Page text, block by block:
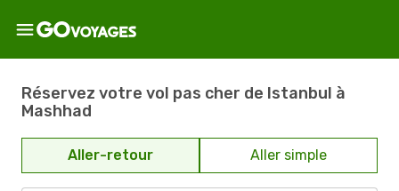
Réservez votre vol pas cher de Istanbul à
Mashhad
Aller-retour Aller simple